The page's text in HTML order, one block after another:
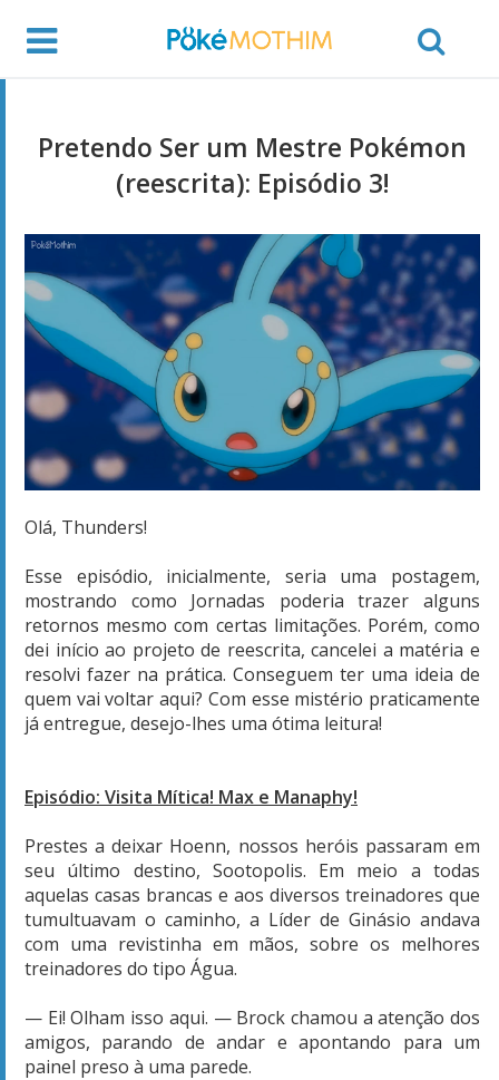
Pretendo Ser um Mestre Pokémon
(reescrita): Episódio 3!
Olá, Thunders!
Esse episódio, inicialmente, seria uma postagem,
mostrando como Jornadas poderia trazer alguns
retornos mesmo com certas limitações. Porém, como
dei início ao projeto de reescrita, cancelei a matéria e
resolvi fazer na prática. Conseguem ter uma ideia de
quem vai voltar aqui? Com esse mistério praticamente
já entregue, desejo-lhes uma ótima leitura!
Episódio: Visita Mítica! Max e Manaphy!
Prestes a deixar Hoenn, nossos heróis passaram em
seu último destino, Sootopolis. Em meio a todas
aquelas casas brancas e aos diversos treinadores que
tumultuavam o caminho, a Líder de Ginásio andava
com uma revistinha em mãos, sobre os melhores
treinadores do tipo Água.
— Ei! Olham isso aqui. — Brock chamou a atenção dos
amigos, parando de andar e apontando para um
painel preso à uma parede.